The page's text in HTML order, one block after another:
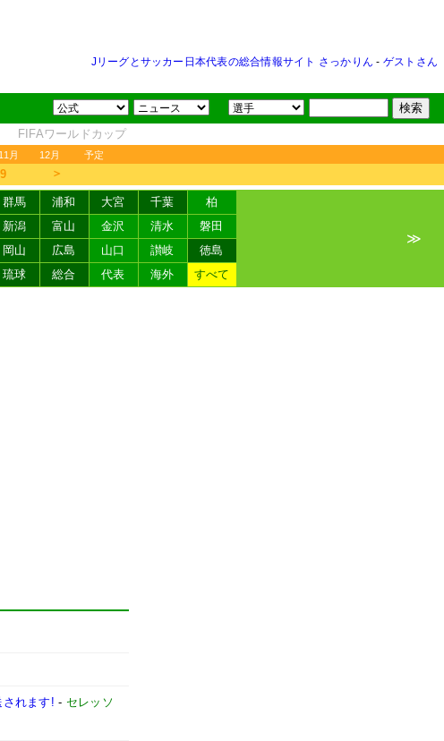
Jリーグとサッカー日本代表の総合情報サイト さっかりん - ゲストさん
FIFAワールドカップ
11月 12月 予定
9 ＞
群馬 浦和 大宮 千葉
柏
新潟 富山 金沢 清水
磐田
岡山 広島 山口 讃岐
徳島
琉球 総合 代表 海外 すべて
≫
れます! - セレッソ